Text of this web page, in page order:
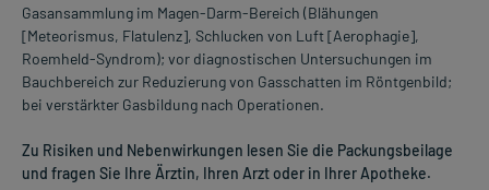
Gasansammlung im Magen-Darm-Bereich (Blähungen
[Meteorismus, Flatulenz], Schlucken von Luft [Aerophagie],
Roemheld-Syndrom); vor diagnostischen Untersuchungen im
Bauchbereich zur Reduzierung von Gasschatten im Röntgenbild;
bei verstärkter Gasbildung nach Operationen.
Zu Risiken und Nebenwirkungen lesen Sie die Packungsbeilage
und fragen Sie Ihre Ärztin, Ihren Arzt oder in Ihrer Apotheke.